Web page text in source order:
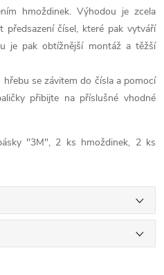
hmoždinek. Výhodou je zcela
předsazení čísel, které pak vytváří
je pak obtížnější montáž a těžší
se závitem do čísla a pomocí
přibijte na příslušné vhodné
"3M", 2 ks hmoždinek, 2 ks